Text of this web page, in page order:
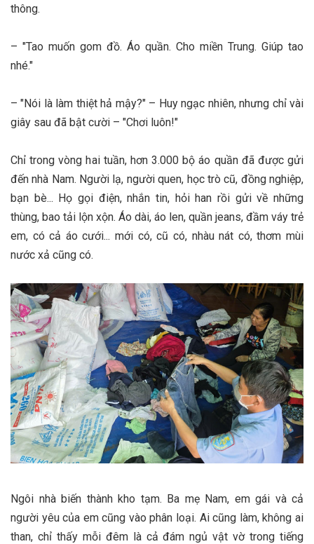
thông.
– "Tao muốn gom đồ. Áo quần. Cho miền Trung. Giúp tao
nhé."
– "Nói là làm thiệt hả mậy?" – Huy ngạc nhiên, nhưng chỉ vài
giây sau đã bật cười – "Chơi luôn!"
Chỉ trong vòng hai tuần, hơn 3.000 bộ áo quần đã được gửi
đến nhà Nam. Người lạ, người quen, học trò cũ, đồng nghiệp,
bạn bè... Họ gọi điện, nhắn tin, hỏi han rồi gửi về những
thùng, bao tải lộn xộn. Áo dài, áo len, quần jeans, đầm váy trẻ
em, có cả áo cưới... mới có, cũ có, nhàu nát có, thơm mùi
nước xả cũng có.
Ngôi nhà biến thành kho tạm. Ba mẹ Nam, em gái và cả
người yêu của em cũng vào phân loại. Ai cũng làm, không ai
than, chỉ thấy mỗi đêm là cả đám ngủ vật vờ trong tiếng